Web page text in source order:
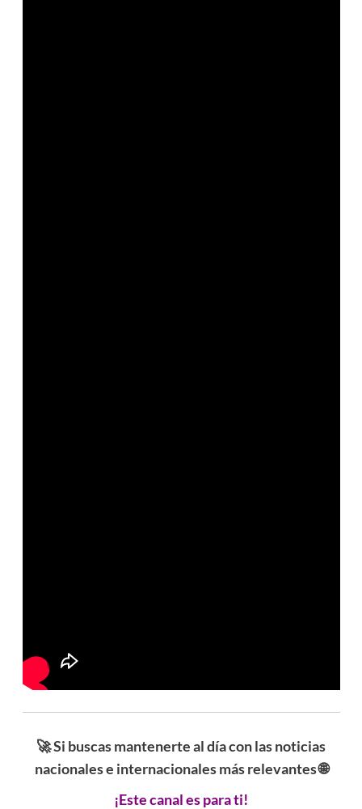
🚀 Si buscas mantenerte al día con las noticias
nacionales e internacionales más relevantes 🌐
¡Este canal es para ti!